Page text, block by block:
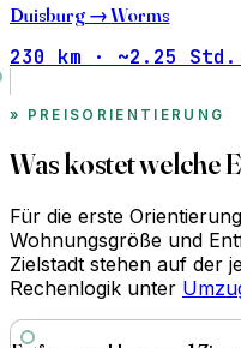
Duisburg →Worms
230 km · ~2.25 Std.
PREISORIENTIERUNG
Was kostet welche
Für die erste
Wohnungsgröße und
Zielstadt stehen auf der
Rechenlogik unter